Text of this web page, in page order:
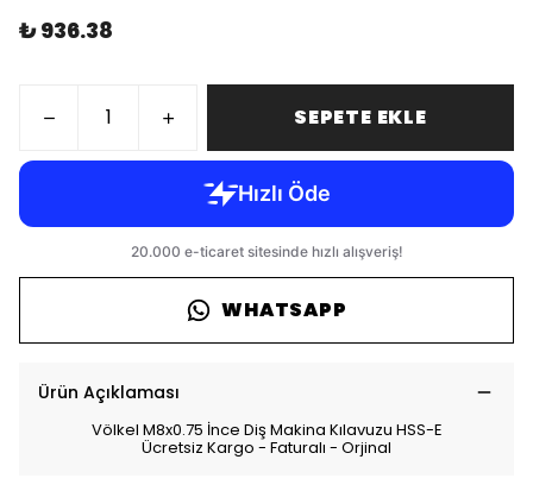
₺ 936.38
SEPETE EKLE
WHATSAPP
Ürün Açıklaması
Völkel M8x0.75 İnce Diş Makina Kılavuzu HSS-E
Ücretsiz Kargo - Faturalı - Orjinal